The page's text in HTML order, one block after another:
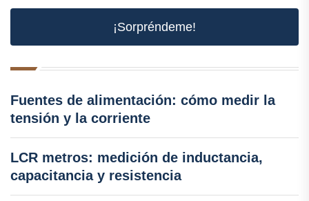
¡Sorpréndeme!
Fuentes de alimentación: cómo medir la
tensión y la corriente
LCR metros: medición de inductancia,
capacitancia y resistencia